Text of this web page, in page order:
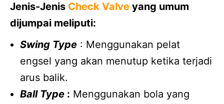
Jenis-Jenis Check Valve yang umum
dijumpai meliputi:
Swing Type : Menggunakan pelat
engsel yang akan menutup ketika terjadi
arus balik.
Ball Type : Menggunakan bola yang